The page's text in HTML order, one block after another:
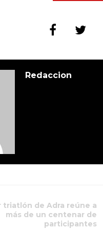
Redaccion
triatlón de Adra reúne a
más de un centenar de
participantes